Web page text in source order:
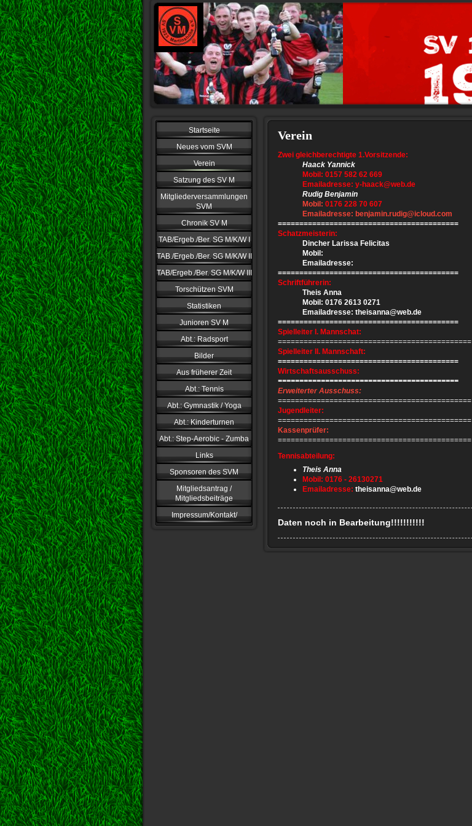
Startseite
Neues vom SVM
Verein
Satzung des SV M
Mitgliederversammlungen
SVM
Chronik SV M
TAB/Ergeb./Ber. SG M/K/W I
TAB./Ergeb./Ber. SG M/K/W II
TAB/Ergeb./Ber. SG M/K/W III
Torschützen SVM
Statistiken
Junioren SV M
Abt.: Radsport
Bilder
Aus früherer Zeit
Abt.: Tennis
Abt.: Gymnastik / Yoga
Abt.: Kinderturnen
Abt.: Step-Aerobic - Zumba
Links
Sponsoren des SVM
Mitgliedsantrag /
Mitgliedsbeiträge
Impressum/Kontakt/
Verein
Zwei gleichberechtigte 1.Vorsitzende:
Haack Yannick
Mobil: 0157 582 62 669
Emailadresse: y-haack@web.de
Rudig Benjamin
Mobil: 0176 228 70 607
Emailadresse: benjamin.rudig@icloud.com
==========================================
Schatzmeisterin:
Dincher Larissa Felicitas
Mobil:
Emailadresse:
==========================================
Schriftführerin:
Theis Anna
Mobil: 0176 2613 0271
Emailadresse: theisanna@web.de
==========================================
Spielleiter I. Mannschat:
=============================================
Spielleiter II. Mannschaft:
==========================================
Wirtschaftsausschuss:
​==========================================
Erweiterter Ausschuss:
=============================================
Jugendleiter:
=============================================
Kassenprüfer:
=============================================
Tennisabteilung:
Theis Anna
Mobil: 0176 - 26130271
Emailadresse: theisanna@web.de
Daten noch in Bearbeitung!!!!!!!!!!!